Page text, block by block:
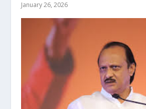
January 26, 2026